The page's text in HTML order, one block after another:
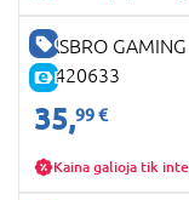
GERA KAINA
E-KAINA
HASBRO
F6420633
35,99 €
Kaina galioja tik